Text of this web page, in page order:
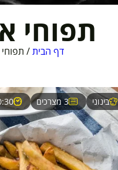
תפוחי
דף הבית/
בינוני 3 מצרכים